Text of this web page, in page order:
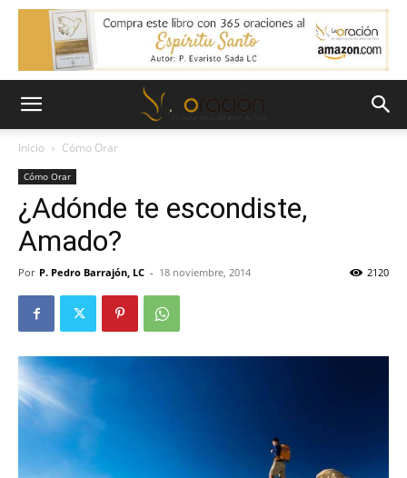
Inicio Cómo Orar
Cómo Orar
¿Adónde te escondiste,
Amado?
Por P. Pedro Barrajón, LC - 18 noviembre, 2014 2120